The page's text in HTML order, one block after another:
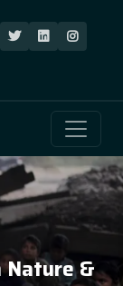
Nature &